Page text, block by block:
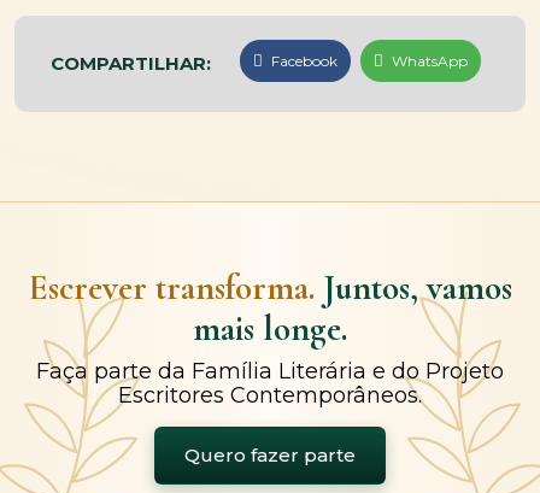
COMPARTILHAR: Facebook WhatsApp
Escrever transforma. Juntos, vamos
mais longe.
Faça parte da Família Literária e do Projeto
Escritores Contemporâneos.
Quero fazer parte